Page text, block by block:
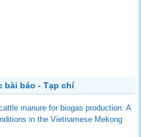
bài báo - Tạp chí
manure for biogas production: A
in the Vietnamese Mekong